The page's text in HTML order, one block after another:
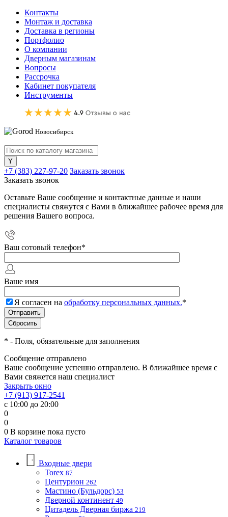
Контакты
Монтаж и доставка
Доставка в регионы
Портфолио
О компании
Дверным магазинам
Вопросы
Рассрочка
Кабинет покупателя
Инструменты
Новосибирск
+7 (383) 227-97-20 Заказать звонок
Заказать звонок
Оставьте Ваше сообщение и контактные данные и наши
специалисты свяжутся с Вами в ближайшее рабочее время для
решения Вашего вопроса.
Ваш сотовый телефон*
Ваше имя
Я согласен на обработку персональных данных.*
* - Поля, обязательные для заполнения
Сообщение отправлено
Ваше сообщение успешно отправлено. В ближайшее время с
Вами свяжется наш специалист
Закрыть окно
+7 (913) 917-2541
с 10:00 до 20:00
0
0
0 В корзине пока пусто
Каталог товаров
Входные двери
Torex 87
Центурион 262
Мастино (Бульдорс) 53
Дверной континент 49
Цитадель Дверная биржа 219